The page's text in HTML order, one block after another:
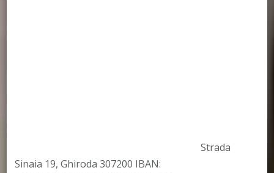
Strada
Sinaia 19, Ghiroda 307200 IBAN: